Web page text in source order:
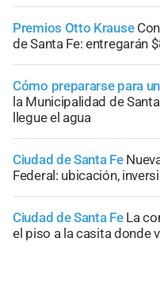
Premios Otto Krause
de Santa Fe: entregarán
Cómo prepararse para
la Municipalidad de
llegue el agua
Ciudad de Santa Fe
Federal: ubicación,
Ciudad de Santa Fe La
el piso a la casita donde